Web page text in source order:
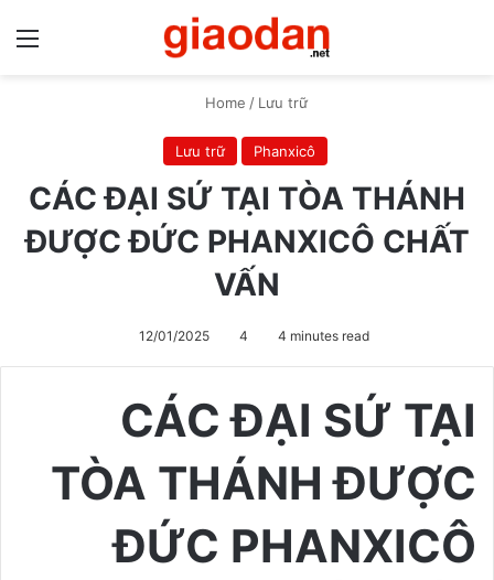
Home / Lưu trữ
Lưu trữ Phanxicô
CÁC ĐẠI SỨ TẠI TÒA THÁNH
ĐƯỢC ĐỨC PHANXICÔ CHẤT
VẤN
12/01/2025 4 4 minutes read
CÁC ĐẠI SỨ TẠI
TÒA THÁNH ĐƯỢC
ĐỨC PHANXICÔ